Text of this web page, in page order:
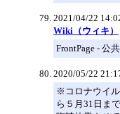
2021/04/22
Wiki（ウィキ）
FrontPage - 公
2020/05/22
※コロナウイ
ら５月31日まで